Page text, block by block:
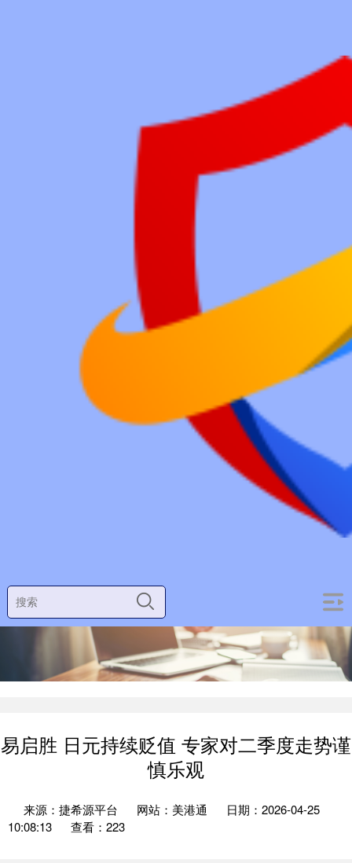
易启胜 日元持续贬值 专家对二季度走势谨
慎乐观
来源：捷希源平台 网站：美港通
日期：2026-04-25
10:08:13
查看：223